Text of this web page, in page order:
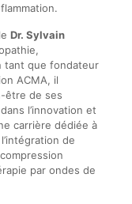
Dr. Sylvain
tant que fondateur
ACMA, il
de ses
l’innovation et
carrière dédiée à
de
par ondes de